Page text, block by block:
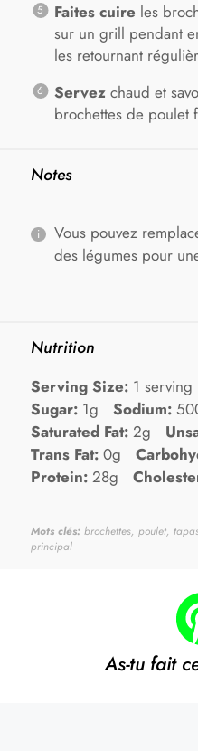
Faites cuire les
sur un grill pendant
les retournant
Servezchaud et
brochettes de poulet
Notes
Vous pouvez
des légumes pour
Nutrition
Serving Size: 1 serving
Sugar: 1g Sodium:
Saturated Fat: 2g
Trans Fat: 0g
Protein: 28g
Mots clés: brochettes, poulet,
principal
As-tu fait